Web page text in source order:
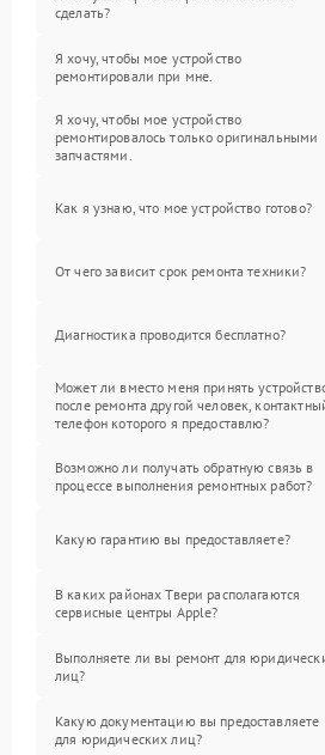
сделать?
Я хочу, чтобы мое устройство
ремонтировали при мне.
Я хочу, чтобы мое устройство
ремонтировалось только оригинальными
запчастями.
Как я узнаю, что мое устройство готово?
От чего зависит срок ремонта техники?
Диагностика проводится бесплатно?
Может ли вместо меня принять
после ремонта другой человек,
телефон которого я предоставлю?
Возможно ли получать обратную связь в
процессе выполнения ремонтных работ?
Какую гарантию вы предоставляете?
В каких районах Твери располагаются
сервисные центры Apple?
Выполняете ли вы ремонт для
лиц?
Какую документацию вы предоставляете
для юридических лиц?